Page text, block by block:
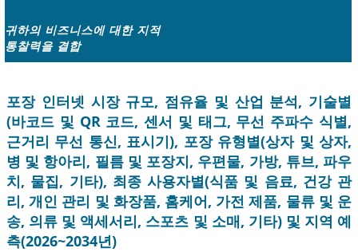
귀하의 비즈니스에 대한 지적
통찰력을 결합
포장 인터넷 시장 규모, 점유율 및 산업 분석, 기술별
(바코드 및 QR 코드, 센서 및 태그, 무선 주파수 식별,
근거리 무선 통신, 표시기), 포장 유형별(상자 및 상자,
병 및 항아리, 필름 및 포장지, 우편물, 가방, 튜브, 파우
치, 물집, 기타), 최종 사용자별(식품 및 음료, 건강 관
리, 개인 관리 및 화장품, 홈케어, 가전 제품, 물류 및 운
송, 의류 및 액세서리, 스포츠 및 소매, 기타) 및 지역 예
측(2026~2034년)